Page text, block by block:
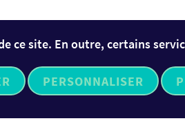
ce site. En outre, certains
PERSONNALISER